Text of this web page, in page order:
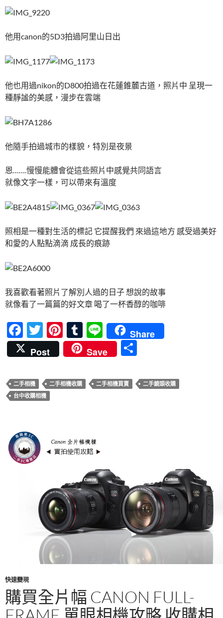
他用canon的5D3拍過阿里山日出
他也用過nikon的D800拍過在花蓮錐麓古道，照片中 呈現一
種靜謐的美感，漫步在雲端
他隨手拍過城市的樣貌，特別是夜景
恩…….慢慢能體會從這些照片中感覺共同語言
就像文字一樣，可以帶來有溫度
照相是一種對生活的標記 它提醒我們 來過這地方 感受過美好
和愛的人點點滴滴 成長的痕跡
我喜歡看著照片了解別人過的日子 想說的故事
就像看了一篇篇的好文章 喝了一杯香醇的咖啡
F
ac
e
b
o
T
w
itt
er
Pi
nt
er
es
t
T
u
m
bl
r
Li
n
e
Share
Post
Save
二手相機 二手相機收購 二手相機買賣
二手鏡頭收購
台中收購相機
快速變現
購買全片幅 CANON FULL-